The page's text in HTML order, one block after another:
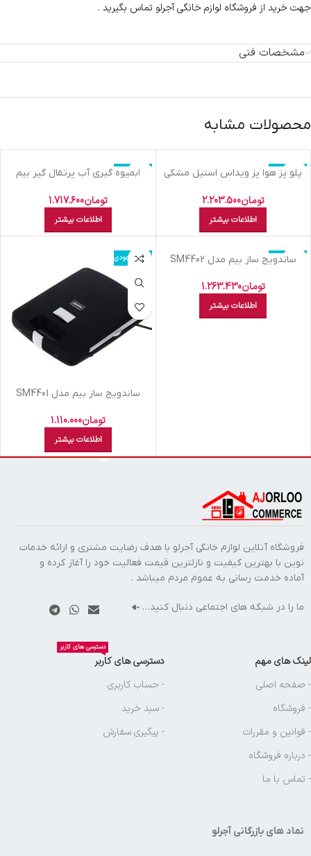
جهت خرید از فروشگاه لوازم خانگی آجرلو تماس بگیرید .
مشخصات فنی
محصولات مشابه
اتمام موجودی
پلو پز هوا پز ويداس استيل مشکي
تومان2.203.500
اطلاعات بیشتر
اتمام موجودی
ابميوه گيري آب پرتقال گير بيم
تومان1.717.600
اطلاعات بیشتر
اتمام موجودی
ساندويج ساز بيم مدل SM4402
تومان1.263.430
اطلاعات بیشتر
اتمام موجودی
ساندويج ساز بيم مدل SM4401
تومان1.110.000
اطلاعات بیشتر
فروشگاه آنلاین لوازم خانگی آجرلو با هدف رضایت مشتری و ارائه خدمات
نوین با بهترین کیفیت و نازلترین قیمت فعالیت خود را آغاز کرده و
آماده خدمت رسانی به عموم مردم میباشد .
ما را در شبکه های اجتماعی دنبال کنید…
لینک های مهم
- صفحه اصلی
- فروشگاه
- قوانین و مقررات
- درباره فروشگاه
- تماس با ما
دسترسی های کاربر
دسترسی های کاربر
- حساب کاربری
- سبد خرید
- پیگیری سفارش
نماد های بازرگانی آجرلو